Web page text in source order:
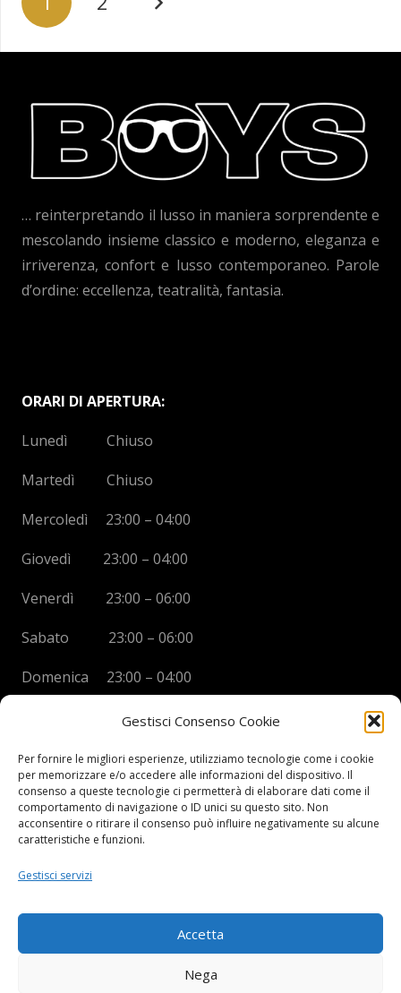
Gestisci Consenso Cookie
Per fornire le migliori esperienze, utilizziamo tecnologie come i cookie
per memorizzare e/o accedere alle informazioni del dispositivo. Il
consenso a queste tecnologie ci permetterà di elaborare dati come il
comportamento di navigazione o ID unici su questo sito. Non
acconsentire o ritirare il consenso può influire negativamente su alcune
caratteristiche e funzioni.
Gestisci servizi
Accetta
Nega
… reinterpretando il lusso in maniera sorprendente e
mescolando insieme classico e moderno, eleganza e
irriverenza, confort e lusso contemporaneo. Parole
d’ordine: eccellenza, teatralità, fantasia.
ORARI DI APERTURA:
Lunedì Chiuso
Martedì Chiuso
Mercoledì 23:00 – 04:00
Giovedì 23:00 – 04:00
Venerdì 23:00 – 06:00
Sabato 23:00 – 06:00
Domenica 23:00 – 04:00
BOYS DISCO VICENZA
Via Oreficeria, 68 –36100 Vicenza (VI)
Tel.+39 0444 960737
P.I.03908300241
Privacy Policy e informazioni Legali